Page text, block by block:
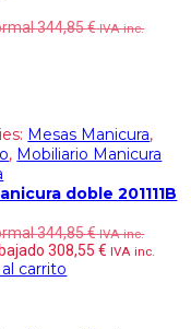
344,85€ IVA inc.
Mesas Manicura,
, Mobiliario Manicura
doble 201111B
344,85€ IVA inc.
308,55€ IVA inc.
carrito